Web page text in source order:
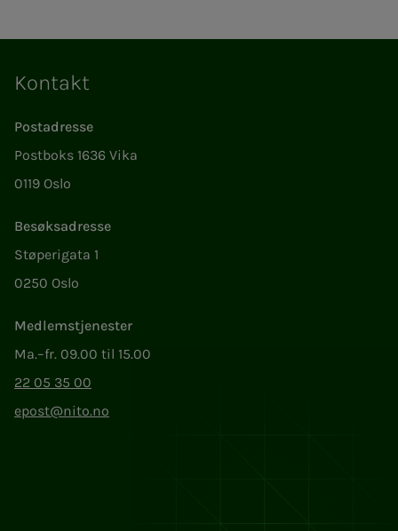
Kontakt
Postadresse
Postboks 1636 Vika
0119 Oslo
Besøksadresse
Støperigata 1
0250 Oslo
Medlemstjenester
Ma.–fr. 09.00 til 15.00
22 05 35 00
epost@nito.no